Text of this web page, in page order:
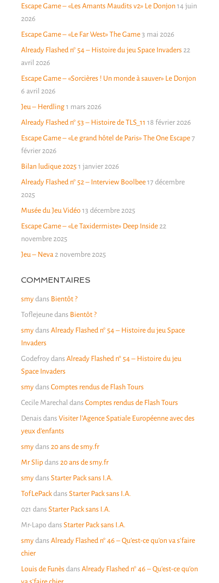
Escape Game – «Les Amants Maudits v2» Le Donjon 14 juin
2026
Escape Game – «Le Far West» The Game 3 mai 2026
Already Flashed n° 54 – Histoire du jeu Space Invaders 22
avril 2026
Escape Game – «Sorcières ! Un monde à sauver» Le Donjon
6 avril 2026
Jeu – Herdling 1 mars 2026
Already Flashed n° 53 – Histoire de TLS_11 18 février 2026
Escape Game – «Le grand hôtel de Paris» The One Escape 7
février 2026
Bilan ludique 2025 1 janvier 2026
Already Flashed n° 52 – Interview Boolbee 17 décembre
2025
Musée du Jeu Vidéo 13 décembre 2025
Escape Game – «Le Taxidermiste» Deep Inside 22
novembre 2025
Jeu – Neva 2 novembre 2025
COMMENTAIRES
smydans Bientôt ?
Toflejeunedans Bientôt ?
smydans Already Flashed n° 54 – Histoire du jeu Space
Invaders
Godefroydans Already Flashed n° 54 – Histoire du jeu
Space Invaders
smydans Comptes rendus de Flash Tours
Cecile Marechal dans Comptes rendus de Flash Tours
Denais dans Visiter l’Agence Spatiale Européenne avec des
yeux d’enfants
smydans 20 ans de smy.fr
Mr Slipdans 20 ans de smy.fr
smydans Starter Pack sans I.A.
TofLePackdans Starter Pack sans I.A.
021 dans Starter Pack sans I.A.
Mr-Lapo dans Starter Pack sans I.A.
smydans Already Flashed n° 46 – Qu’est-ce qu’on va s’faire
chier
Louis de Funèsdans Already Flashed n° 46 – Qu’est-ce qu’on
va s’faire chier